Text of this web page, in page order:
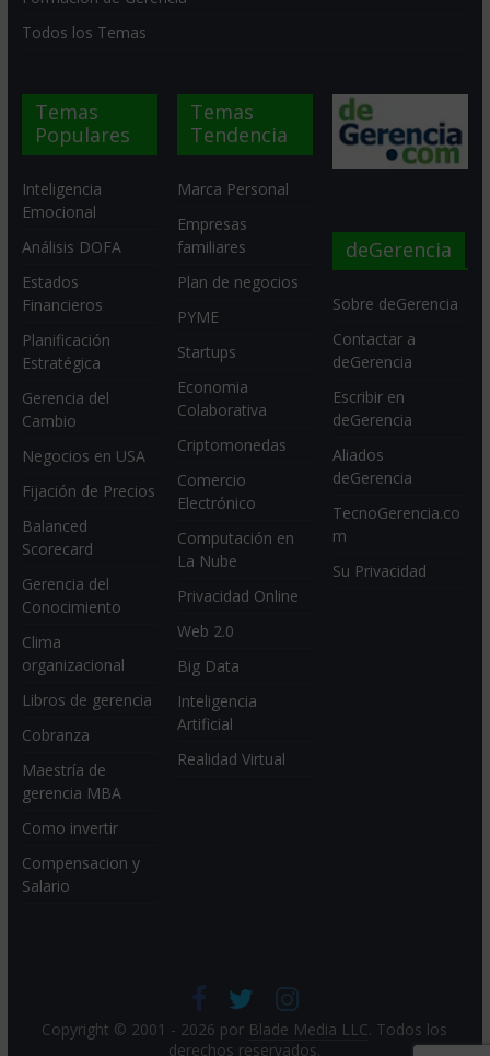
Todos los Temas
Temas
Populares
Inteligencia
Emocional
Análisis DOFA
Estados
Financieros
Planificación
Estratégica
Gerencia del
Cambio
Negocios en USA
Fijación de Precios
Balanced
Scorecard
Gerencia del
Conocimiento
Clima
organizacional
Libros de gerencia
Cobranza
Maestría de
gerencia MBA
Como invertir
Compensacion y
Salario
Temas
Tendencia
Marca Personal
Empresas
familiares
Plan de negocios
PYME
Startups
Economia
Colaborativa
Criptomonedas
Comercio
Electrónico
Computación en
La Nube
Privacidad Online
Web 2.0
Big Data
Inteligencia
Artificial
Realidad Virtual
deGerencia
Sobre deGerencia
Contactar a
deGerencia
Escribir en
deGerencia
Aliados
deGerencia
TecnoGerencia.co
m
Su Privacidad
Copyright © 2001 - 2026 por Blade Media LLC. Todos los
derechos reservados.